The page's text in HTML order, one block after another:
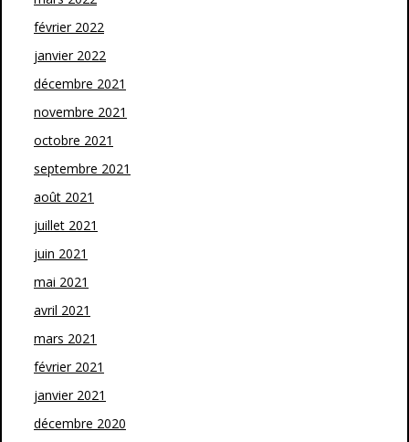
février 2022
janvier 2022
décembre 2021
novembre 2021
octobre 2021
septembre 2021
août 2021
juillet 2021
juin 2021
mai 2021
avril 2021
mars 2021
février 2021
janvier 2021
décembre 2020